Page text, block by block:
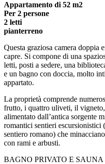
Appartamento di 52 m2
Per 2 persone
2 letti
pianterreno
Questa graziosa camera doppia
capre. Si compone di una
letti, posti a sedere, una
e un bagno con doccia, molto
appartato.
La proprietà comprende
frutto, i quattro uliveti, il
alimentato dall’antica sorgente
romantici sentieri escursionistici
sentiero romano) che
con rami e arbusti.
BAGNO PRIVATO E SAUNA